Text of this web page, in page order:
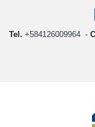
Tel. +584126009964 -